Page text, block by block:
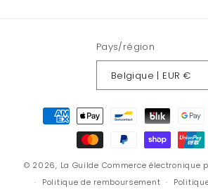
Pays/région
Belgique | EUR €
Moyens
paiement
© 2026, La Guilde Commerce électronique
Politique de remboursement